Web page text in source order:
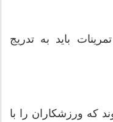
باید به تدریج
که ورزشکاران را با